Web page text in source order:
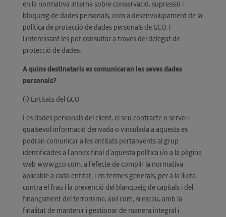
en la normativa interna sobre conservació, supressió i
bloqueig de dades personals, com a desenvolupament de la
política de protecció de dades personals de GCO, i
l’interessant les pot consultar a través del delegat de
protecció de dades.
A quins destinataris es comunicaran les seves dades
personals?
(i) Entitats del GCO:
Les dades personals del client, el seu contracte o servei i
qualsevol informació derivada o vinculada a aquests es
podran comunicar a les entitats pertanyents al grup
identificades a l’annex final d’aquesta política i/o a la pàgina
web www.gco.com, a l’efecte de complir la normativa
aplicable a cada entitat, i en termes generals, per a la lluita
contra el frau i la prevenció del blanqueig de capitals i del
finançament del terrorisme, així com, si escau, amb la
finalitat de mantenir i gestionar de manera integral i